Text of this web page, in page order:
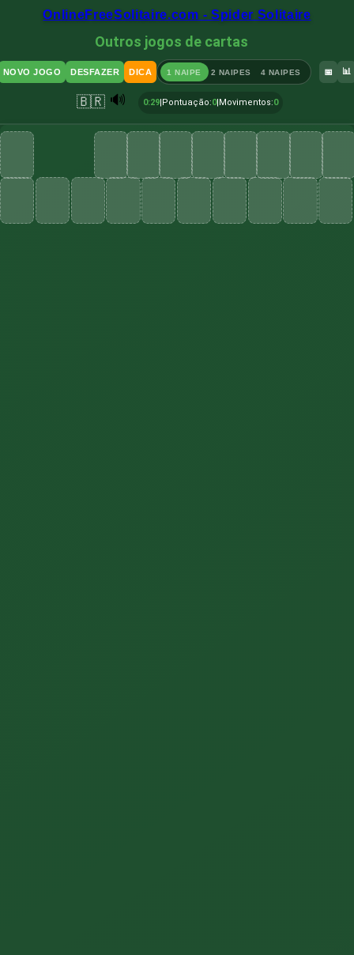
OnlineFreeSolitaire.com - Spider Solitaire
NOVO JOGO DESFAZER DICA 1 NAIPE 2 NAIPES 4 NAIPES 📅 📊
Outros jogos de cartas
🇧🇷 🔊 0:30|Pontuação:0|Movimentos:0